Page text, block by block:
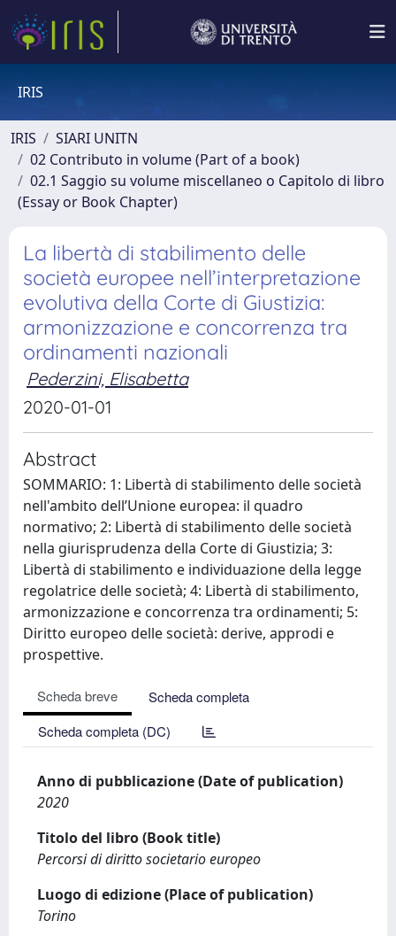
IRIS
IRIS
SIARI UNITN
02 Contributo in volume (Part of a book)
02.1 Saggio su volume miscellaneo o Capitolo di libro
(Essay or Book Chapter)
La libertà di stabilimento delle
società europee nell’interpretazione
evolutiva della Corte di Giustizia:
armonizzazione e concorrenza tra
ordinamenti nazionali
Pederzini, Elisabetta
2020-01-01
Abstract
SOMMARIO: 1: Libertà di stabilimento delle società
nell'ambito dell’Unione europea: il quadro
normativo; 2: Libertà di stabilimento delle società
nella giurisprudenza della Corte di Giustizia; 3:
Libertà di stabilimento e individuazione della legge
regolatrice delle società; 4: Libertà di stabilimento,
armonizzazione e concorrenza tra ordinamenti; 5:
Diritto europeo delle società: derive, approdi e
prospettive.
Scheda breve
Scheda completa
Scheda completa (DC)
Anno di pubblicazione (Date of publication)
2020
Titolo del libro (Book title)
Percorsi di diritto societario europeo
Luogo di edizione (Place of publication)
Torino